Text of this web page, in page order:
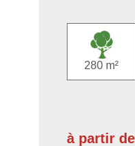
280 m²
à partir de